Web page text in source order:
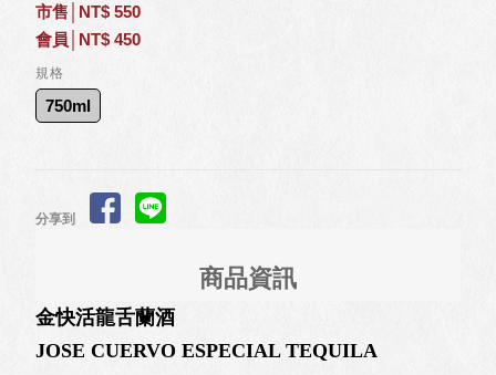
市售│NT$ 550
會員│NT$ 450
規格
750ml
分享到
商品資訊
金快活龍舌蘭酒
JOSE CUERVO ESPECIAL TEQUILA